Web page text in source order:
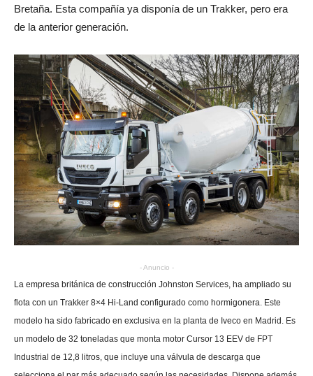
Bretaña. Esta compañía ya disponía de un Trakker, pero era
de la anterior generación.
- Anuncio -
La empresa británica de construcción Johnston Services, ha ampliado su
flota con un Trakker 8×4 Hi-Land configurado como hormigonera. Este
modelo ha sido fabricado en exclusiva en la planta de Iveco en Madrid. Es
un modelo de 32 toneladas que monta motor Cursor 13 EEV de FPT
Industrial de 12,8 litros, que incluye una válvula de descarga que